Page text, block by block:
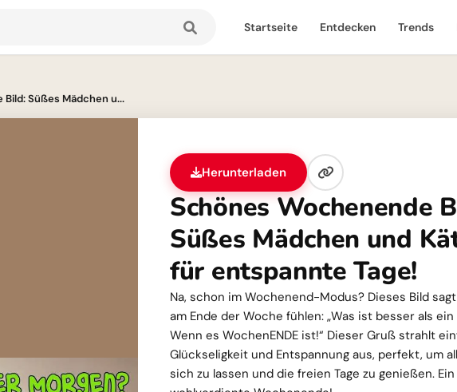
Startseite Entdecken Trends
Süßes Mädchen u...
Herunterladen
Schönes Wochenende
Süßes Mädchen und
für entspannte Tage!
Na, schon im Wochenend-Modus? Dieses Bild
am Ende der Woche fühlen: „Was ist besser als
Wenn es WochenENDE ist!“ Dieser Gruß strahlt
Glückseligkeit und Entspannung aus, perfekt, um
sich zu lassen und die freien Tage zu genießen.